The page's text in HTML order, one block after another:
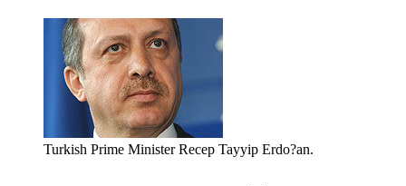
Turkish Prime Minister Recep Tayyip Erdo?an.